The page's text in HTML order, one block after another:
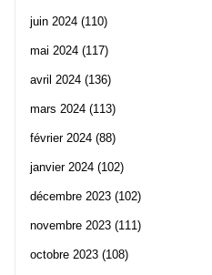
juin 2024 (110)
mai 2024 (117)
avril 2024 (136)
mars 2024 (113)
février 2024 (88)
janvier 2024 (102)
décembre 2023 (102)
novembre 2023 (111)
octobre 2023 (108)